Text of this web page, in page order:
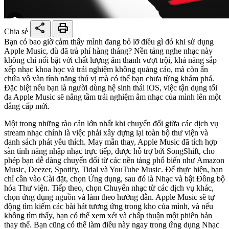
Chia sẻ share print
Bạn có bao giờ cảm thấy mình đang bỏ lỡ điều gì đó khi sử dụng
Apple Music, dù đã trả phí hàng tháng? Nền tảng nghe nhạc này
không chỉ nổi bật với chất lượng âm thanh vượt trội, khả năng sắp
xếp nhạc khoa học và trải nghiệm không quảng cáo, mà còn ẩn
chứa vô vàn tính năng thú vị mà có thể bạn chưa từng khám phá.
Đặc biệt nếu bạn là người dùng hệ sinh thái iOS, việc tận dụng tối
đa Apple Music sẽ nâng tầm trải nghiệm âm nhạc của mình lên một
đẳng cấp mới.
Một trong những rào cản lớn nhất khi chuyển đổi giữa các dịch vụ
stream nhạc chính là việc phải xây dựng lại toàn bộ thư viện và
danh sách phát yêu thích. May mắn thay, Apple Music đã tích hợp
sẵn tính năng nhập nhạc trực tiếp, được hỗ trợ bởi SongShift, cho
phép bạn dễ dàng chuyển đổi từ các nền tảng phổ biến như Amazon
Music, Deezer, Spotify, Tidal và YouTube Music. Để thực hiện, bạn
chỉ cần vào Cài đặt, chọn Ứng dụng, sau đó là Nhạc và bật Đồng bộ
hóa Thư viện. Tiếp theo, chọn Chuyển nhạc từ các dịch vụ khác,
chọn ứng dụng nguồn và làm theo hướng dẫn. Apple Music sẽ tự
động tìm kiếm các bài hát tương ứng trong kho của mình, và nếu
không tìm thấy, bạn có thể xem xét và chấp thuận một phiên bản
thay thế. Bạn cũng có thể làm điều này ngay trong ứng dụng Nhạc